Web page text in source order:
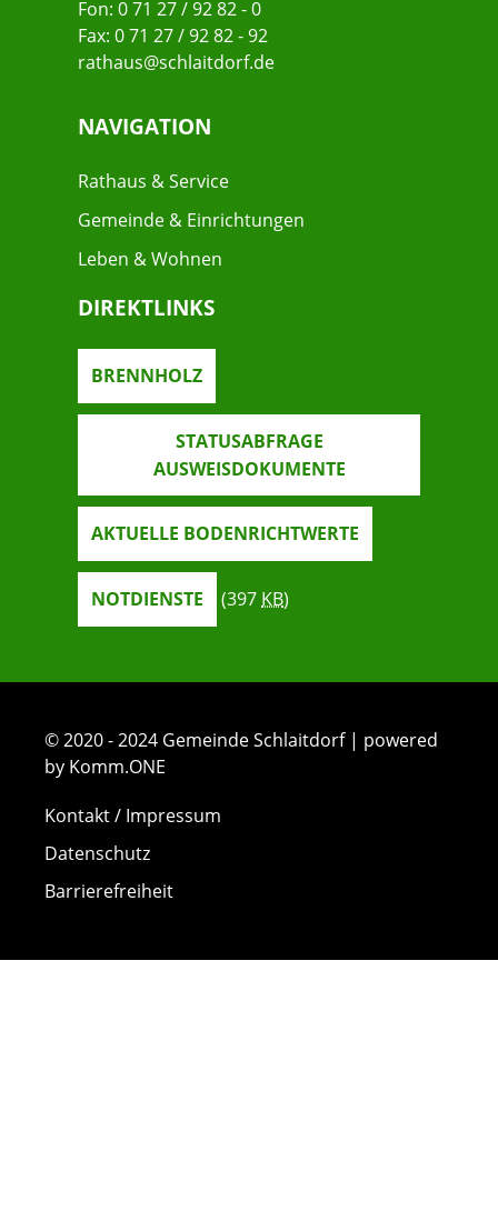
Fon: 0 71 27 / 92 82 - 0
Fax: 0 71 27 / 92 82 - 92
rathaus@schlaitdorf.de
NAVIGATION
Rathaus & Service
Gemeinde & Einrichtungen
Leben & Wohnen
DIREKTLINKS
BRENNHOLZ
STATUSABFRAGE
AUSWEISDOKUMENTE
AKTUELLE BODENRICHTWERTE
NOTDIENSTE (397 KB)
© 2020 - 2024 Gemeinde Schlaitdorf | powered
by Komm.ONE
Kontakt / Impressum
Datenschutz
Barrierefreiheit